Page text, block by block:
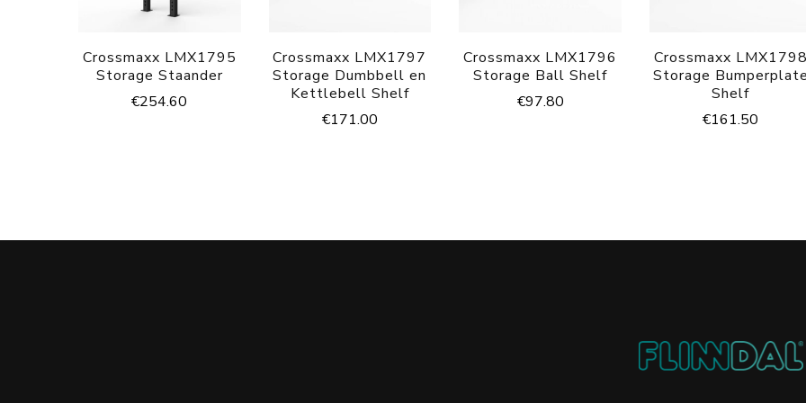
Crossmaxx LMX1795
Storage Staander
€254.60
Crossmaxx LMX1797
Storage Dumbbell en
Kettlebell Shelf
€171.00
Crossmaxx LMX1796
Storage Ball Shelf
€97.80
Crossmaxx
Storage
Shelf
€161.50